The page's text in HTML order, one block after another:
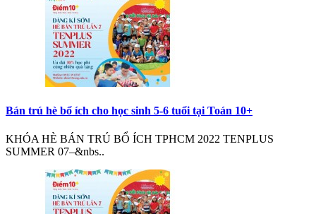
Bán trú hè bổ ích cho học sinh 5-6 tuổi tại Toán 10+
KHÓA HÈ BÁN TRÚ BỔ ÍCH TPHCM 2022 TENPLUS
SUMMER 07–&nbs..